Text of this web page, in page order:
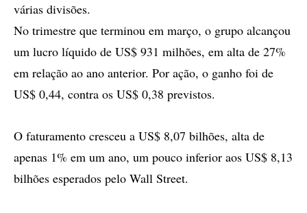
várias divisões.
No trimestre que terminou em março, o grupo alcançou
um lucro líquido de US$ 931 milhões, em alta de 27%
em relação ao ano anterior. Por ação, o ganho foi de
US$ 0,44, contra os US$ 0,38 previstos.
O faturamento cresceu a US$ 8,07 bilhões, alta de
apenas 1% em um ano, um pouco inferior aos US$ 8,13
bilhões esperados pelo Wall Street.